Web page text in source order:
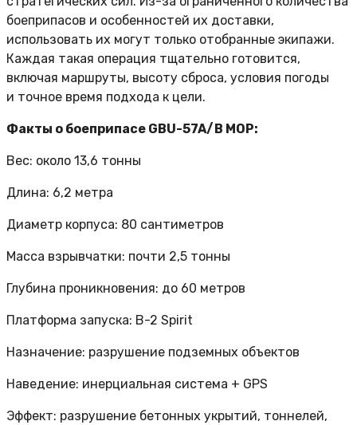
боеприпасов и особенностей их доставки,
использовать их могут только отобранные экипажи.
Каждая такая операция тщательно готовится,
включая маршруты, высоту сброса, условия погоды
и точное время подхода к цели.
Факты о боеприпасе GBU-57A/B MOP:
Вес: около 13,6 тонны
Длина: 6,2 метра
Диаметр корпуса: 80 сантиметров
Масса взрывчатки: почти 2,5 тонны
Глубина проникновения: до 60 метров
Платформа запуска: B-2 Spirit
Назначение: разрушение подземных объектов
Наведение: инерциальная система + GPS
Эффект: разрушение бетонных укрытий, тоннелей,